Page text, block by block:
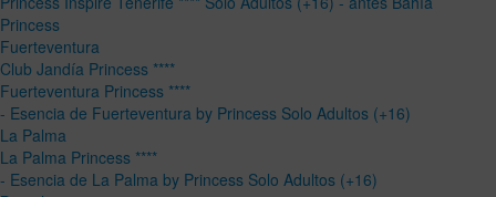
Princess
Fuerteventura
Club Jandía Princess ****
Fuerteventura Princess ****
- Esencia de Fuerteventura by Princess Solo Adultos (+16)
La Palma
La Palma Princess ****
- Esencia de La Palma by Princess Solo Adultos (+16)